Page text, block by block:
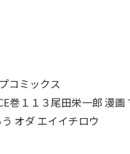
コミックス
巻１１３尾田栄一郎 漫
オダ エイイチロウ